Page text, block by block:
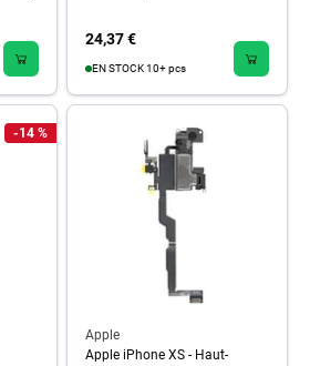
24,37 €
EN STOCK 10+ pcs
-14 %
Apple
Apple iPhone XS - Haut-